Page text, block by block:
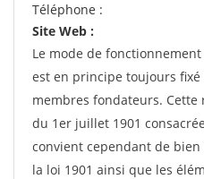
Téléphone :
Site Web :
Le mode de
est en principe toujours
membres fondateurs.
du 1er juillet 1901
convient cependant de
la loi 1901 ainsi que les